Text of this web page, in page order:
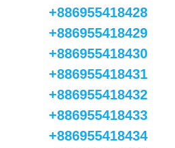
+886955418428
+886955418429
+886955418430
+886955418431
+886955418432
+886955418433
+886955418434